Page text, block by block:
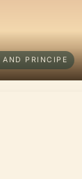
AND PRINCIPE